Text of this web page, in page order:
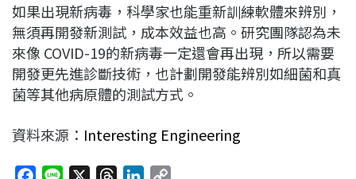
如果出現新病毒，科學家也能重新訓練軟體來辨別，
無須再開發新測試，成本效益也高。研究團隊認為未
來像 COVID-19的新病毒一定還會再出現，所以需要
開發更先進診斷技術，也計劃開發能辨別如細菌和真
菌等其他病原體的測試方式。
資料來源： Interesting Engineering